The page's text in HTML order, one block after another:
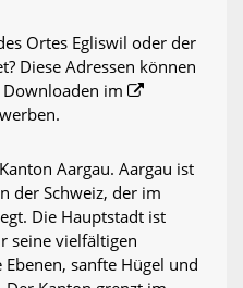
Ortes Egliswil oder der
Diese Adressen können
Downloaden im
Aargau. Aargau ist
der Schweiz, der im
Die Hauptstadt ist
seine vielfältigen
sanfte Hügel und